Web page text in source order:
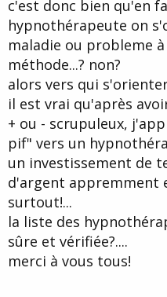
c'est donc bien qu'en
hypnothérapeute on
maladie ou probleme
méthode...? non?
alors vers qui
il est vrai qu'après
+ ou - scrupuleux,
pif" vers un
un investissement de
d'argent appremment
surtout!...
la liste des
sûre et vérifiée?....
merci à vous tous!